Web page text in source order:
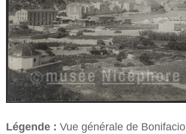
Légende : Vue générale de Bonifacio